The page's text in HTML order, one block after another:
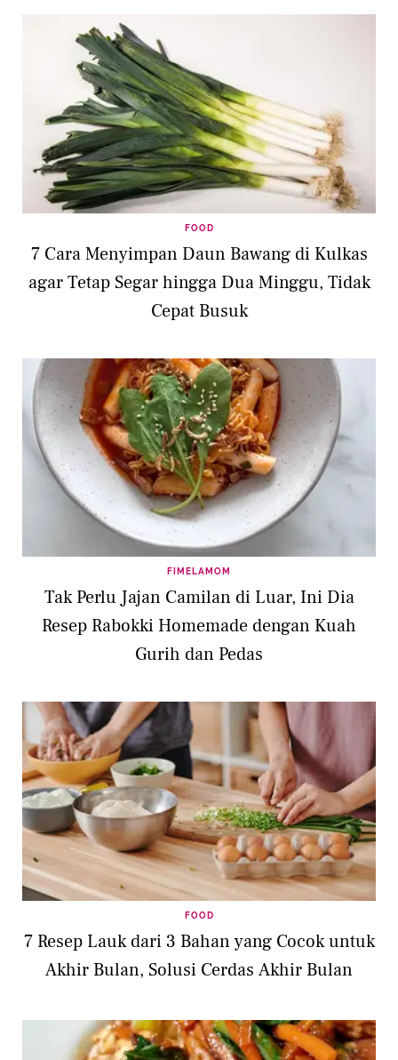
FOOD
7 Cara Menyimpan Daun Bawang di Kulkas
agar Tetap Segar hingga Dua Minggu, Tidak
Cepat Busuk
FIMELAMOM
Tak Perlu Jajan Camilan di Luar, Ini Dia
Resep Rabokki Homemade dengan Kuah
Gurih dan Pedas
FOOD
7 Resep Lauk dari 3 Bahan yang Cocok untuk
Akhir Bulan, Solusi Cerdas Akhir Bulan